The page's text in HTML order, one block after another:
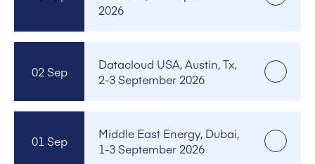
2026
02 Sep
Datacloud USA, Austin, Tx,
2-3 September 2026
01 Sep
Middle East Energy, Dubai,
1-3 September 2026